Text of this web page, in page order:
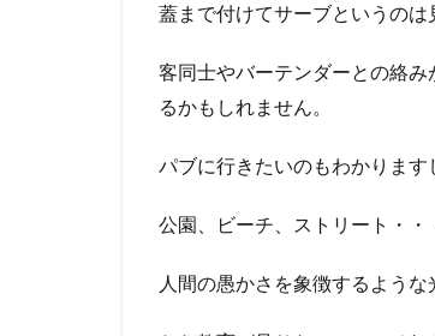
蓋まで付けてサーブというのは
客同士やバーテンダーとの絡
るかもしれません。
パブに行きたいのもわかります
公園、ビーチ、ストリート・・
人間の愚かさを象徴するよう